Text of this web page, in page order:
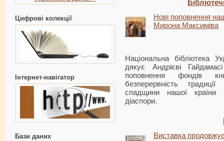
Цифрові колекції
Інтернет-навігатор
Бази даних
Нові поповнення
Мирона Максиміва
Національна бібліотека
дякує Андрієві
поповнення фондів
безперервність
спадщини нашої країни
діаспори.
Виставка